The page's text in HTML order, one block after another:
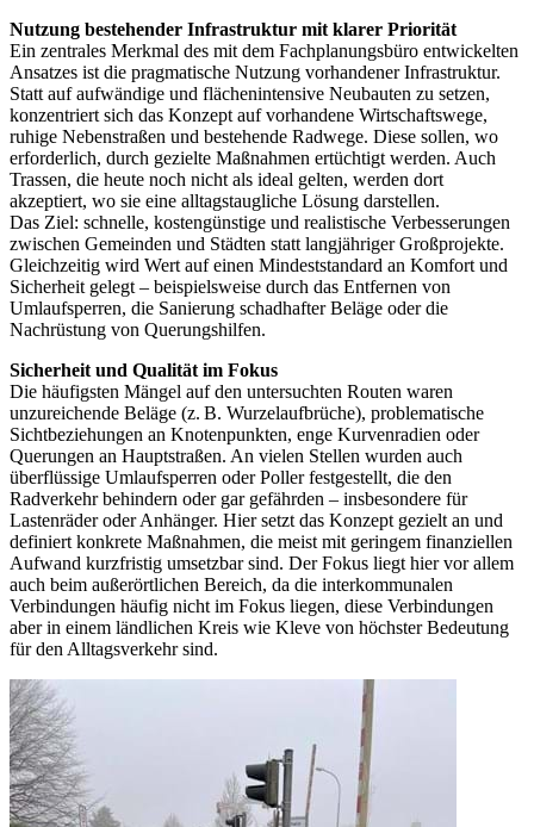
Nutzung bestehender Infrastruktur mit klarer Priorität
Ein zentrales Merkmal des mit dem Fachplanungsbüro entwickelten
Ansatzes ist die pragmatische Nutzung vorhandener Infrastruktur.
Statt auf aufwändige und flächenintensive Neubauten zu setzen,
konzentriert sich das Konzept auf vorhandene Wirtschaftswege,
ruhige Nebenstraßen und bestehende Radwege. Diese sollen, wo
erforderlich, durch gezielte Maßnahmen ertüchtigt werden. Auch
Trassen, die heute noch nicht als ideal gelten, werden dort
akzeptiert, wo sie eine alltagstaugliche Lösung darstellen.
Das Ziel: schnelle, kostengünstige und realistische Verbesserungen
zwischen Gemeinden und Städten statt langjähriger Großprojekte.
Gleichzeitig wird Wert auf einen Mindeststandard an Komfort und
Sicherheit gelegt – beispielsweise durch das Entfernen von
Umlaufsperren, die Sanierung schadhafter Beläge oder die
Nachrüstung von Querungshilfen.
Sicherheit und Qualität im Fokus
Die häufigsten Mängel auf den untersuchten Routen waren
unzureichende Beläge (z. B. Wurzelaufbrüche), problematische
Sichtbeziehungen an Knotenpunkten, enge Kurvenradien oder
Querungen an Hauptstraßen. An vielen Stellen wurden auch
überflüssige Umlaufsperren oder Poller festgestellt, die den
Radverkehr behindern oder gar gefährden – insbesondere für
Lastenräder oder Anhänger. Hier setzt das Konzept gezielt an und
definiert konkrete Maßnahmen, die meist mit geringem finanziellen
Aufwand kurzfristig umsetzbar sind. Der Fokus liegt hier vor allem
auch beim außerörtlichen Bereich, da die interkommunalen
Verbindungen häufig nicht im Fokus liegen, diese Verbindungen
aber in einem ländlichen Kreis wie Kleve von höchster Bedeutung
für den Alltagsverkehr sind.